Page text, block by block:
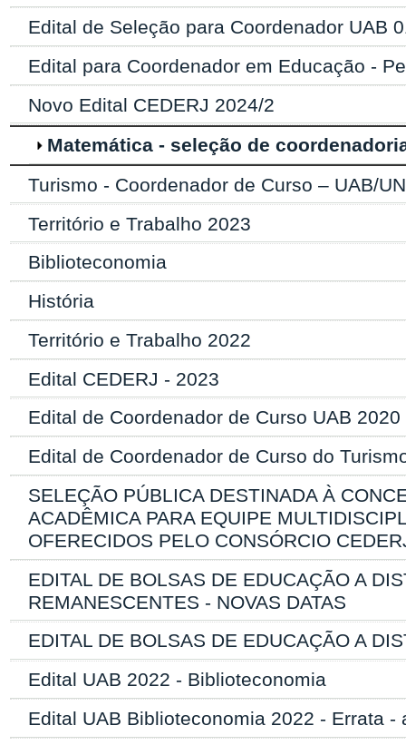
Edital de Seleção para Coordenador UAB
Edital para Coordenador em Educação -
Novo Edital CEDERJ 2024/2
Matemática - seleção de
Turismo - Coordenador de Curso – UAB/
Território e Trabalho 2023
Biblioteconomia
História
Território e Trabalho 2022
Edital CEDERJ - 2023
Edital de Coordenador de Curso UAB 2020
Edital de Coordenador de Curso do
SELEÇÃO PÚBLICA DESTINADA À
ACADÊMICA PARA EQUIPE
OFERECIDOS PELO CONSÓRCIO
EDITAL DE BOLSAS DE EDUCAÇÃO A
REMANESCENTES - NOVAS DATAS
EDITAL DE BOLSAS DE EDUCAÇÃO A
Edital UAB 2022 - Biblioteconomia
Edital UAB Biblioteconomia 2022 - Errata